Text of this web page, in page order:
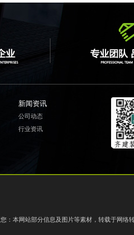
新闻资讯
公司动态
行业资讯
：本网站部分信息及图片等素材，转载于网络